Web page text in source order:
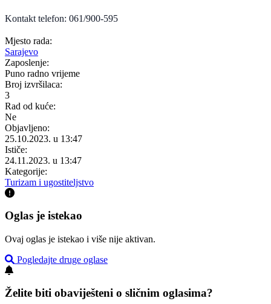
Kontakt telefon: 061/900-595
Mjesto rada:
Sarajevo
Zaposlenje:
Puno radno vrijeme
Broj izvršilaca:
3
Rad od kuće:
Ne
Objavljeno:
25.10.2023. u 13:47
Ističe:
24.11.2023. u 13:47
Kategorije:
Turizam i ugostiteljstvo
Oglas je istekao
Ovaj oglas je istekao i više nije aktivan.
Pogledajte druge oglase
Želite biti obaviješteni o sličnim oglasima?